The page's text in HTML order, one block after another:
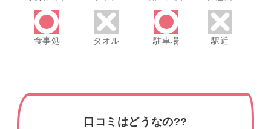
食事処 タオル 駐車場 駅近
口コミはどうなの??